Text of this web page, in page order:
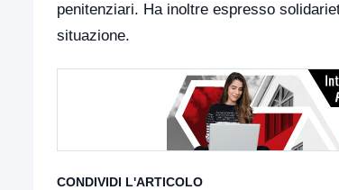
penitenziari. Ha inoltre espresso
situazione.
CONDIVIDI L'ARTICOLO